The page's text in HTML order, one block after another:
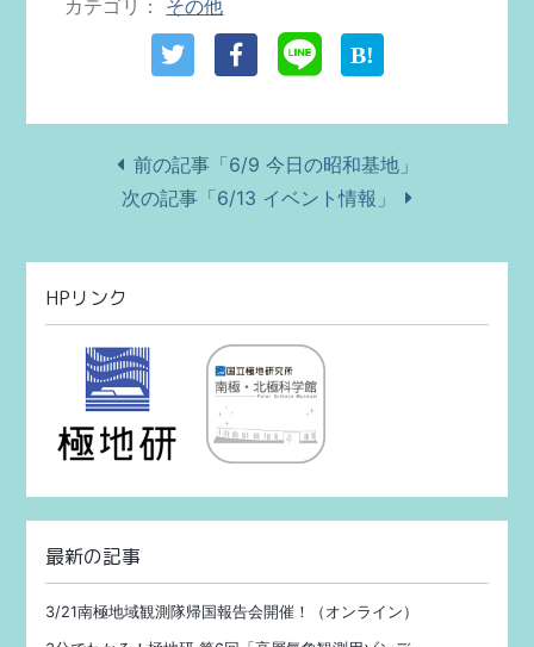
カテゴリ
その他
前の記事「6/9 今日の昭和基地」
次の記事「6/13 イベント情報」
HPリンク
最新の記事
3/21南極地域観測隊帰国報告会開催！（オンライン）